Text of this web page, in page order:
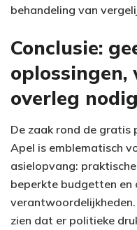
behandeling van
Conclusie:
oplossingen,
overleg nodig
De zaak rond de gratis
Apel is emblematisch
asielopvang:
beperkte budgetten en
zien dat er politieke